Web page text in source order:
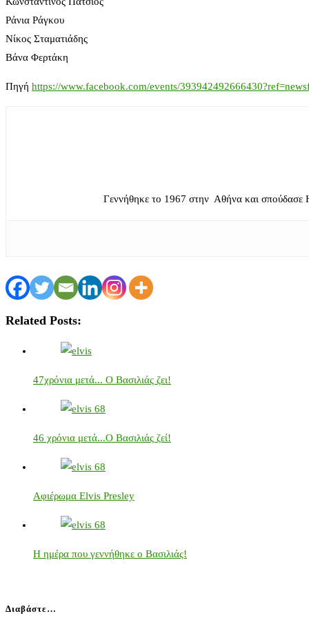
Ράνια Ράγκου
Νίκος Σταματιάδης
Βάνα Φερτάκη
Πηγή https://www.facebook.com/events/
Γεννήθηκε το 1967 στην Αθήνα και σπούδασε
Related Posts:
47χρόνια μετά... Ο Βασιλιάς ζει!
46 χρόνια μετά...Ο Βασιλιάς ζεί!
Αφιέρωμα Elvis Presley
Η ημέρα που γεννήθηκε ο Βασιλιάς!
Διαβάστε…